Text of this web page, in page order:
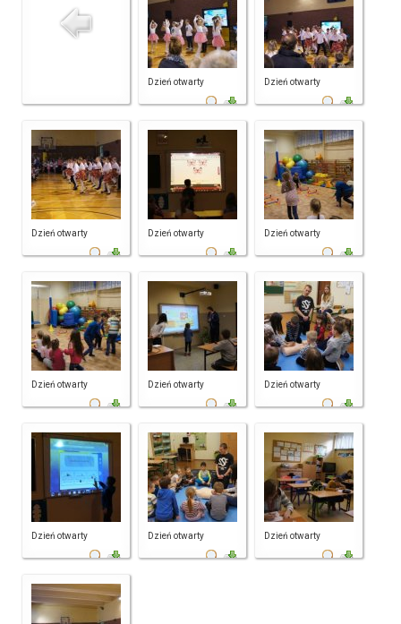
Dzień otwarty Dzień otwarty
Dzień otwarty Dzień otwarty Dzień otwarty
Dzień otwarty Dzień otwarty Dzień otwarty
Dzień otwarty Dzień otwarty Dzień otwarty